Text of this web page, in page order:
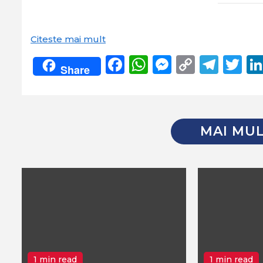
Citeste mai mult
Share Facebook
WhatsApp
Copy
MAI
1 min read 1 min read